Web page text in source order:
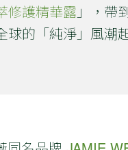
修護精華露 」，帶
的「純淨」風潮